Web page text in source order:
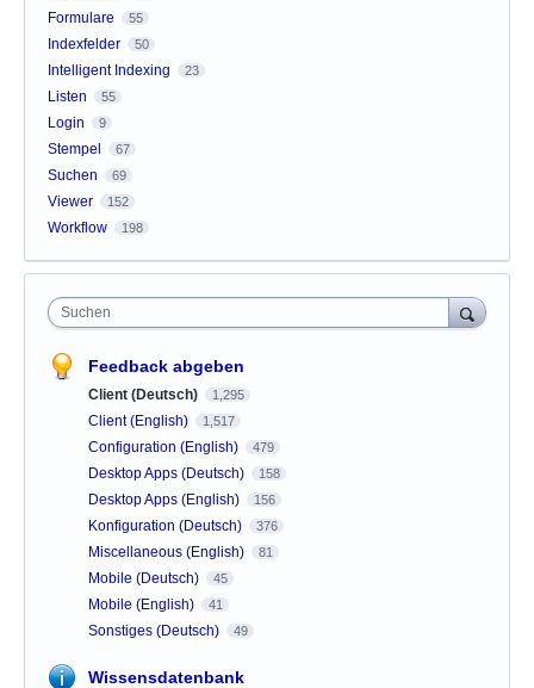
Formulare 55
Indexfelder 50
Intelligent Indexing 23
Listen 55
Login 9
Stempel 67
Suchen 69
Viewer 152
Workflow 198
Suchen
Feedback abgeben
Client (Deutsch) 1,295
Client (English) 1,517
Configuration (English) 479
Desktop Apps (Deutsch) 158
Desktop Apps (English) 156
Konfiguration (Deutsch) 376
Miscellaneous (English) 81
Mobile (Deutsch) 45
Mobile (English) 41
Sonstiges (Deutsch) 49
Wissensdatenbank